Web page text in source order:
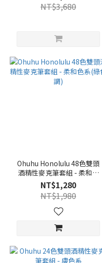
NT$3,680
Ohuhu Honolulu 48色雙頭
酒精性麥克筆套組 - 柔和色
系(綠色調)
NT$1,280
NT$1,980